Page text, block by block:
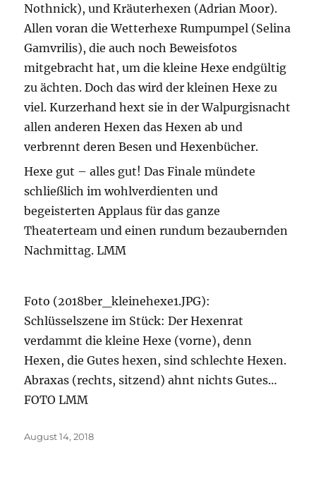
Nothnick), und Kräuterhexen (Adrian Moor).
Allen voran die Wetterhexe Rumpumpel (Selina
Gamvrilis), die auch noch Beweisfotos
mitgebracht hat, um die kleine Hexe endgültig
zu ächten. Doch das wird der kleinen Hexe zu
viel. Kurzerhand hext sie in der Walpurgisnacht
allen anderen Hexen das Hexen ab und
verbrennt deren Besen und Hexenbücher.
Hexe gut – alles gut! Das Finale mündete
schließlich im wohlverdienten und
begeisterten Applaus für das ganze
Theaterteam und einen rundum bezaubernden
Nachmittag. LMM
Foto (2018ber_kleinehexe1.JPG):
Schlüsselszene im Stück: Der Hexenrat
verdammt die kleine Hexe (vorne), denn
Hexen, die Gutes hexen, sind schlechte Hexen.
Abraxas (rechts, sitzend) ahnt nichts Gutes…
FOTO LMM
Veröffentlicht
August 14, 2018